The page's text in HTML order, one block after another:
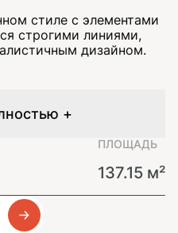
стиле с элементами
строгими линиями,
дизайном.
+
ПЛОЩАДЬ
137.15 м²